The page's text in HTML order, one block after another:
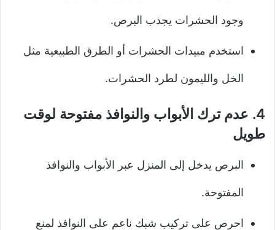
وجود الحشرات يجذب البرص.
استخدم مبيدات الحشرات أو الطرق الطبيعية مثل
الخل والليمون لطرد الحشرات.
4. عدم ترك الأبواب والنوافذ مفتوحة لوقت
طويل
البرص يدخل إلى المنزل عبر الأبواب والنوافذ
المفتوحة.
احرص على تركيب شبك ناعم على النوافذ لمنع